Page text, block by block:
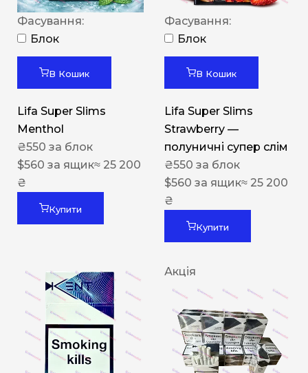
Фасування:
Блок
В Кошик
Lifa Super Slims
Menthol
₴550 за блок
$560 за ящик≈ 25 200
₴
Купити
Фасування:
Блок
В Кошик
Lifa Super Slims
Strawberry —
полуничні супер слім
₴550 за блок
$560 за ящик≈ 25 200
₴
Купити
Акція